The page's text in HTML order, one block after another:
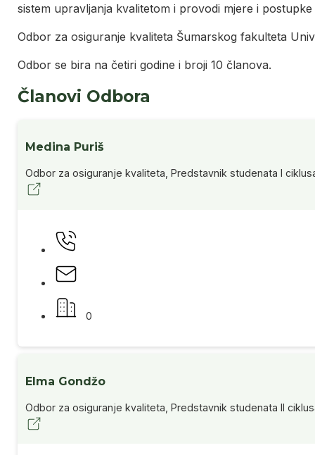
sistem upravljanja kvalitetom i provodi mjere i
Odbor za osiguranje kvaliteta Šumarskog fakulteta
Odbor se bira na četiri godine i broji 10 članova.
Članovi Odbora
Medina Puriš
Odbor za osiguranje kvaliteta, Predstavnik studenata I
0
Elma Gondžo
Odbor za osiguranje kvaliteta, Predstavnik studenata II